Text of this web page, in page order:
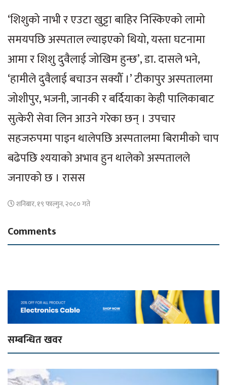
‘शिशुको नाभी र एउटा खुट्टा बाहिर निस्किएको लामो
समयपछि अस्पताल ल्याइएको थियो, यस्ता घटनामा
आमा र शिशु दुवैलाई जोखिम हुन्छ’, डा. दासले भने,
‘हामीले दुवैलाई बचाउन सक्यौँ ।’ टीकापुर अस्पतालमा
जोशीपुर, भजनी, जानकी र बर्दियाका केही पालिकाबाट
सुत्केरी सेवा लिन आउने गरेका छन् । उपचार
सहजरुपमा पाइन थालेपछि अस्पतालमा बिरामीको चाप
बढेपछि श्ययाको अभाव हुन थालेको अस्पतालले
जनाएको छ । रासस
शनिबार, १९ फाल्गुन, २०८० गते
Comments
सम्बन्धित खवर